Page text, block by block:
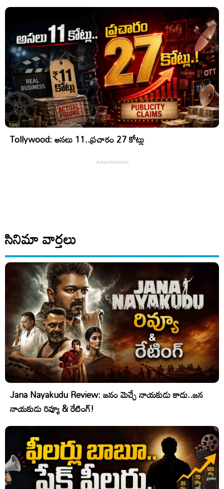
Tollywood: అసలు 11..ప్రచారం 27 కోట్లు
సినిమా వార్తలు
Jana Nayakudu Review: జనం మెచ్చే నాయకుడు కాదు..జన
నాయకుడు రివ్యూ & రేటింగ్!